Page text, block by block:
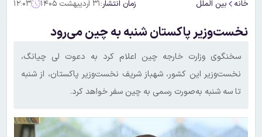
خانه بین الملل زمان انتشار:۳۱ اردیبهشت ۱۴۰۵ ۱۲:۰۳
نخست‌وزیر پاکستان شنبه به چین می‌رود
سخنگوی وزارت خارجه چین اعلام کرد به دعوت لی چیانگ،
نخست‌وزیر این کشور، شهباز شریف نخست‌وزیر پاکستان، از شنبه
تا سه شنبه به‌صورت رسمی به چین سفر خواهد کرد.